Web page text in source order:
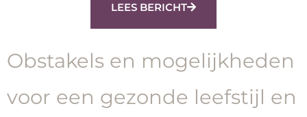
LEES BERICHT
Obstakels en mogelijkheden
voor een gezonde leefstijl en